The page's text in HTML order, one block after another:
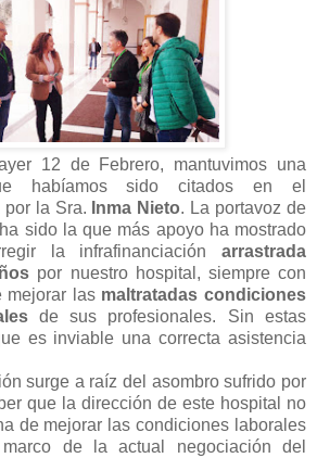
12 de Febrero, mantuvimos una
habíamos sido citados en el
por la Sra. Inma Nieto. La portavoz de
sido la que más apoyo ha mostrado
la infrafinanciación arrastrada
por nuestro hospital, siempre con
mejorar las maltratadas condiciones
de sus profesionales. Sin estas
es inviable una correcta asistencia
surge a raíz del asombro sufrido por
que la dirección de este hospital no
de mejorar las condiciones laborales
de la actual negociación del